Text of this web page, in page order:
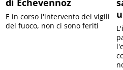
E in corso l'intervento dei vigili
del fuoco, non ci sono feriti